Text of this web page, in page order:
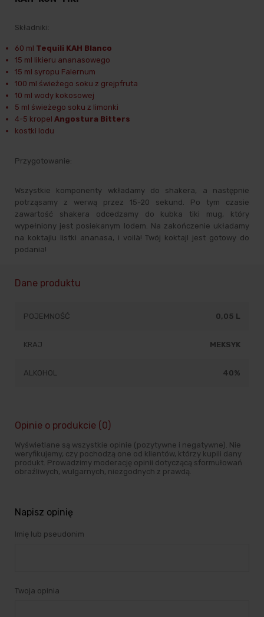
Składniki:
60 ml Tequili KAH Blanco
15 ml likieru ananasowego
15 ml syropu Falernum
100 ml świeżego soku z grejpfruta
10 ml wody kokosowej
5 ml świeżego soku z limonki
4-5 kropel Angostura Bitters
kostki lodu
Przygotowanie:
Wszystkie komponenty wkładamy do shakera, a następnie
potrząsamy z werwą przez 15-20 sekund. Po tym czasie
zawartość shakera odcedzamy do kubka tiki mug, który
wypełniony jest posiekanym lodem. Na zakończenie układamy
na koktajlu listki ananasa, i voilà! Twój koktajl jest gotowy do
podania!
Dane produktu
POJEMNOŚĆ 0,05 L
KRAJ MEKSYK
ALKOHOL 40%
Opinie o produkcie (0)
Wyświetlane są wszystkie opinie (pozytywne i negatywne). Nie
weryfikujemy, czy pochodzą one od klientów, którzy kupili dany
produkt. Prowadzimy moderację opinii dotyczącą sformułowań
obraźliwych, wulgarnych, niezgodnych z prawdą.
Napisz opinię
Imię lub pseudonim
Twoja opinia